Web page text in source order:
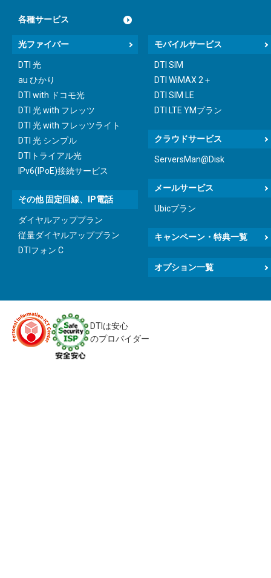
各種サービス
光ファイバー
DTI 光
au ひかり
DTI with ドコモ光
DTI 光 with フレッツ
DTI 光 with フレッツライト
DTI 光 シンプル
DTIトライアル光
IPv6(IPoE)接続サービス
その他 固定回線、IP電話
ダイヤルアッププラン
従量ダイヤルアッププラン
DTIフォン C
モバイルサービス
DTI SIM
DTI WiMAX 2＋
DTI SIM LE
DTI LTE YMプラン
クラウドサービス
ServersMan@Disk
メールサービス
Ubicプラン
キャンペーン・特典一覧
オプション一覧
DTIは安心
のプロバイダー